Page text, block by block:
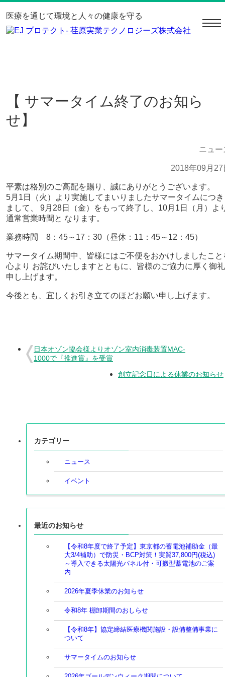
医療を通じて環境と人々の健康を守る
【 サマータイム終了のお知ら
せ】
ニュー
2018年09月27
平素は格別のご高配を賜り、誠にありがとうございます。
5月1日（火）より実施してまいりましたサマータイムにつき
まして、 9月28日（金）をもって終了し、10月1日（月）よ
通常営業時間と なります。
業務時間 8：45～17：30（昼休：11：45～12：45）
サマータイム期間中、皆様にはご不便をおかけしましたこと
心より お詫びいたしますとともに、皆様のご協力に厚く御礼
申し上げます。
今後とも、宜しくお引き立てのほどお願い申し上げます。
日本オゾン協会様よりオゾン室内消毒装置MAC-
1000で『推進賞』を受賞
創立記念日による休業のお知らせ
カテゴリー
ニュース
イベント
最近のお知らせ
【令和8年度で終了予定】東京都の蓄電池補助金（最
大3/4補助）で防災・BCP対策！実質37,800円(税込)
～導入できる太陽光パネル付・可搬型蓄電池のご案
内
2026年夏季休業のお知らせ
令和8年 棚卸期間のおしらせ
【令和8年】協定締結医療機関施設・設備整備事業に
ついて
サマータイムのお知らせ